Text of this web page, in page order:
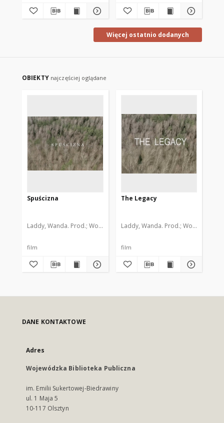
Więcej ostatnio dodanych
OBIEKTY najczęściej oglądane
Spuścizna
Laddy, Wanda. Prod. Wojnach, Andrzej. Scen. Błaszczok, Adam. Scen.
film
The Legacy
Laddy, Wanda. Prod. Wojnach,
film
DANE KONTAKTOWE
Adres
Wojewódzka Biblioteka Publiczna
im. Emilii Sukertowej-Biedrawiny
ul. 1 Maja 5
10-117 Olsztyn